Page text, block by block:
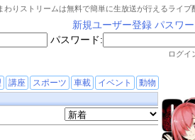
わりストリームは無料で簡単に生放送が行えるライブ
新規ユーザー登録 パスワ
パスワード:
ログイ
講座 スポーツ 車載 イベント 動物